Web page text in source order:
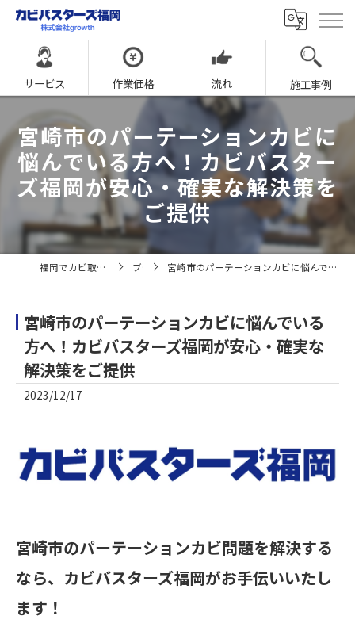
サービス 作業価格 流れ 施工事例
宮崎市のパーテーションカビに
悩んでいる方へ！カビバスター
ズ福岡が安心・確実な解決策を
ご提供
福岡でカビ取りならカビバスターズ福岡 ブログ 宮崎市のパーテーションカビに悩んでいる方へ！カビバスターズ福岡が安心・確実な解決策をご提供
宮崎市のパーテーションカビに悩んでいる
方へ！カビバスターズ福岡が安心・確実な
解決策をご提供
2023/12/17
宮崎市のパーテーションカビ問題を解決する
なら、カビバスターズ福岡がお手伝いいたし
ます！